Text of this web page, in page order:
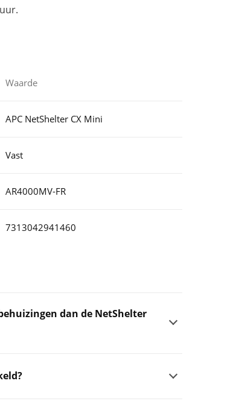
Waarde
APC NetShelter CX Mini
Vast
AR4000MV-FR
7313042941460
dan de NetShelter